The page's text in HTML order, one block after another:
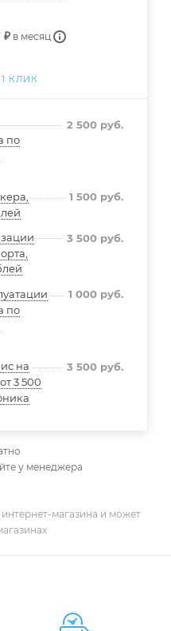
₽ в месяц
КЛИК
по
2 500 руб.
1 500 руб.
3 500 руб.
по
1 000 руб.
на
3 500
3 500 руб.
у менеджера
магазина и может